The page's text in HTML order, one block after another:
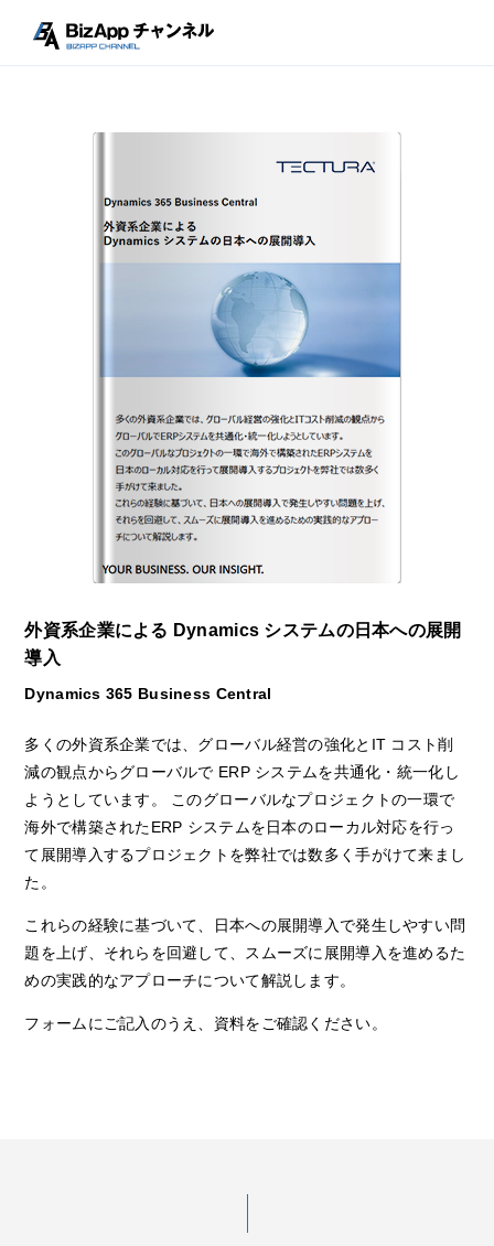
外資系企業による Dynamics システムの日本への展開
導入
Dynamics 365 Business Central
多くの外資系企業では、グローバル経営の強化とIT コスト削
減の観点からグローバルで ERP システムを共通化・統一化し
ようとしています。 このグローバルなプロジェクトの一環で
海外で構築されたERP システムを日本のローカル対応を行っ
て展開導入するプロジェクトを弊社では数多く手がけて来まし
た。
これらの経験に基づいて、日本への展開導入で発生しやすい問
題を上げ、それらを回避して、スムーズに展開導入を進めるた
めの実践的なアプローチについて解説します。
フォームにご記入のうえ、資料をご確認ください。